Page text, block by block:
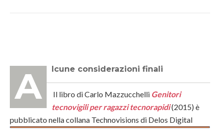
Alcune considerazioni finali
Il libro di Carlo Mazzucchelli Genitori
tecnovigili per ragazzi tecnorapidi(2015) è
pubblicato nella collana Technovisions di Delos Digital